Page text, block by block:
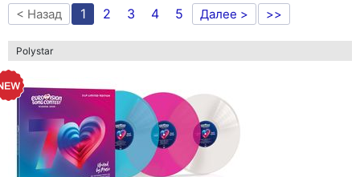
< Назад 1 2 3 4 5 Далее > >>
Polystar